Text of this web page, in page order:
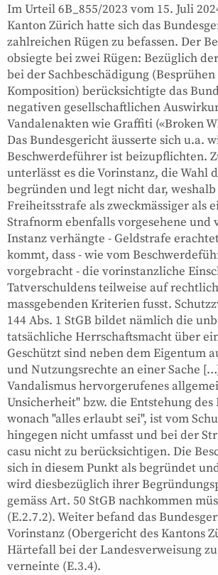
Im Urteil 6B_855/2023 vom 15. Juli
Kanton Zürich hatte sich das
zahlreichen Rügen zu befassen. Der
obsiegte bei zwei Rügen: Bezüglich
bei der Sachbeschädigung (Besprühen
Komposition) berücksichtigte das
negativen gesellschaftlichen
Vandalenakten wie Graffiti («Broken
Das Bundesgericht äusserte sich u.a.
Beschwerdeführer ist beizupflichten.
unterlässt es die Vorinstanz, die Wahl
begründen und legt nicht dar, weshalb
Freiheitsstrafe als zweckmässiger als
Strafnorm ebenfalls vorgesehene und
Instanz verhängte - Geldstrafe
kommt, dass - wie vom
vorgebracht - die vorinstanzliche
Tatverschuldens teilweise auf
massgebenden Kriterien fusst.
144 Abs. 1 StGB bildet nämlich die
tatsächliche Herrschaftsmacht über
Geschützt sind neben dem Eigentum
und Nutzungsrechte an einer Sache
Vandalismus hervorgerufenes
Unsicherheit" bzw. die Entstehung des
wonach "alles erlaubt sei", ist vom
hingegen nicht umfasst und bei der
casu nicht zu berücksichtigen. Die
sich in diesem Punkt als begründet
wird diesbezüglich ihrer
gemäss Art. 50 StGB nachkommen
(E.2.7.2). Weiter befand das
Vorinstanz (Obergericht des Kantons
Härtefall bei der Landesverweisung
verneinte (E.3.4).